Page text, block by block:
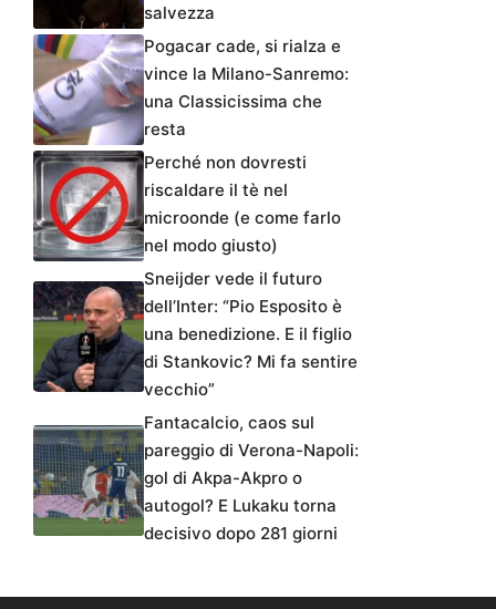
salvezza
Pogacar cade, si rialza e
vince la Milano-Sanremo:
una Classicissima che
resta
Perché non dovresti
riscaldare il tè nel
microonde (e come farlo
nel modo giusto)
Sneijder vede il futuro
dell’Inter: “Pio Esposito è
una benedizione. E il figlio
di Stankovic? Mi fa sentire
vecchio”
Fantacalcio, caos sul
pareggio di Verona-Napoli:
gol di Akpa-Akpro o
autogol? E Lukaku torna
decisivo dopo 281 giorni